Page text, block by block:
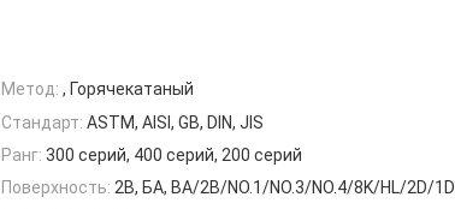
Метод: , Горячекатаный
Стандарт: ASTM, AISI, GB, DIN, JIS
Ранг: 300 серий, 400 серий, 200 серий
Поверхность: 2B, БА, BA/2B/NO.1/NO.3/NO.4/8K/HL/2D/1D